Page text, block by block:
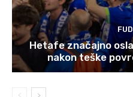
Hetafe značajno
nakon teške